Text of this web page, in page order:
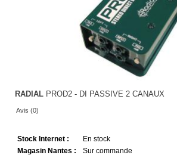
RADIAL PROD2 - DI PASSIVE 2 CANAUX
Avis (0)
Stock Internet :
En stock
Magasin Nantes :
Sur commande